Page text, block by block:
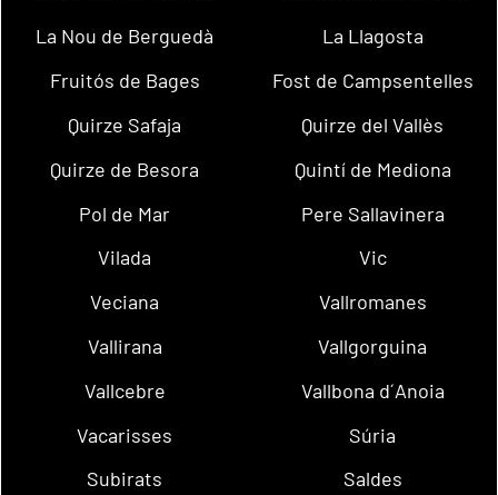
La Nou de Berguedà
La Llagosta
Fruitós de Bages
Fost de Campsentelles
Quirze Safaja
Quirze del Vallès
Quirze de Besora
Quintí de Mediona
Pol de Mar
Pere Sallavinera
Vilada
Vic
Veciana
Vallromanes
Vallirana
Vallgorguina
Vallcebre
Vallbona d´Anoia
Vacarisses
Súria
Subirats
Saldes